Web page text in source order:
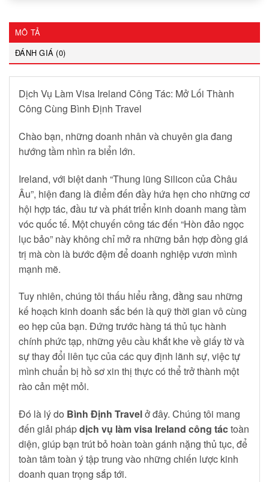
MÔ TẢ
ĐÁNH GIÁ (0)
Dịch Vụ Làm Visa Ireland Công Tác: Mở Lối Thành
Công Cùng Bình Định Travel
Chào bạn, những doanh nhân và chuyên gia đang
hướng tầm nhìn ra biển lớn.
Ireland, với biệt danh “Thung lũng Silicon của Châu
Âu”, hiện đang là điểm đến đầy hứa hẹn cho những cơ
hội hợp tác, đầu tư và phát triển kinh doanh mang tầm
vóc quốc tế. Một chuyến công tác đến “Hòn đảo ngọc
lục bảo” này không chỉ mở ra những bản hợp đồng giá
trị mà còn là bước đệm để doanh nghiệp vươn mình
mạnh mẽ.
Tuy nhiên, chúng tôi thấu hiểu rằng, đằng sau những
kế hoạch kinh doanh sắc bén là quỹ thời gian vô cùng
eo hẹp của bạn. Đứng trước hàng tá thủ tục hành
chính phức tạp, những yêu cầu khắt khe về giấy tờ và
sự thay đổi liên tục của các quy định lãnh sự, việc tự
mình chuẩn bị hồ sơ xin thị thực có thể trở thành một
rào cản mệt mỏi.
Đó là lý do Bình Định Travelở đây. Chúng tôi mang
đến giải phápdịch vụ làm visa Ireland công táctoàn
diện, giúp bạn trút bỏ hoàn toàn gánh nặng thủ tục, để
toàn tâm toàn ý tập trung vào những chiến lược kinh
doanh quan trọng sắp tới.